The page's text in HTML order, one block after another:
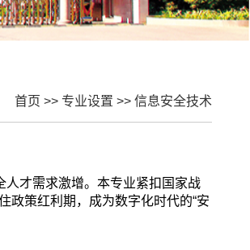
首页 >> 专业设置 >> 信息安全技术
人才需求激增。本专业紧扣国家战
政策红利期，成为数字化时代的“安